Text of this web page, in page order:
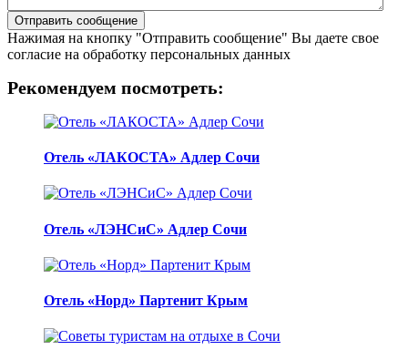
Нажимая на кнопку "Отправить сообщение" Вы даете свое
согласие на обработку персональных данных
Рекомендуем посмотреть:
Отель «ЛАКОСТА» Адлер Сочи
Отель «ЛЭНСиС» Адлер Сочи
Отель «Норд» Партенит Крым